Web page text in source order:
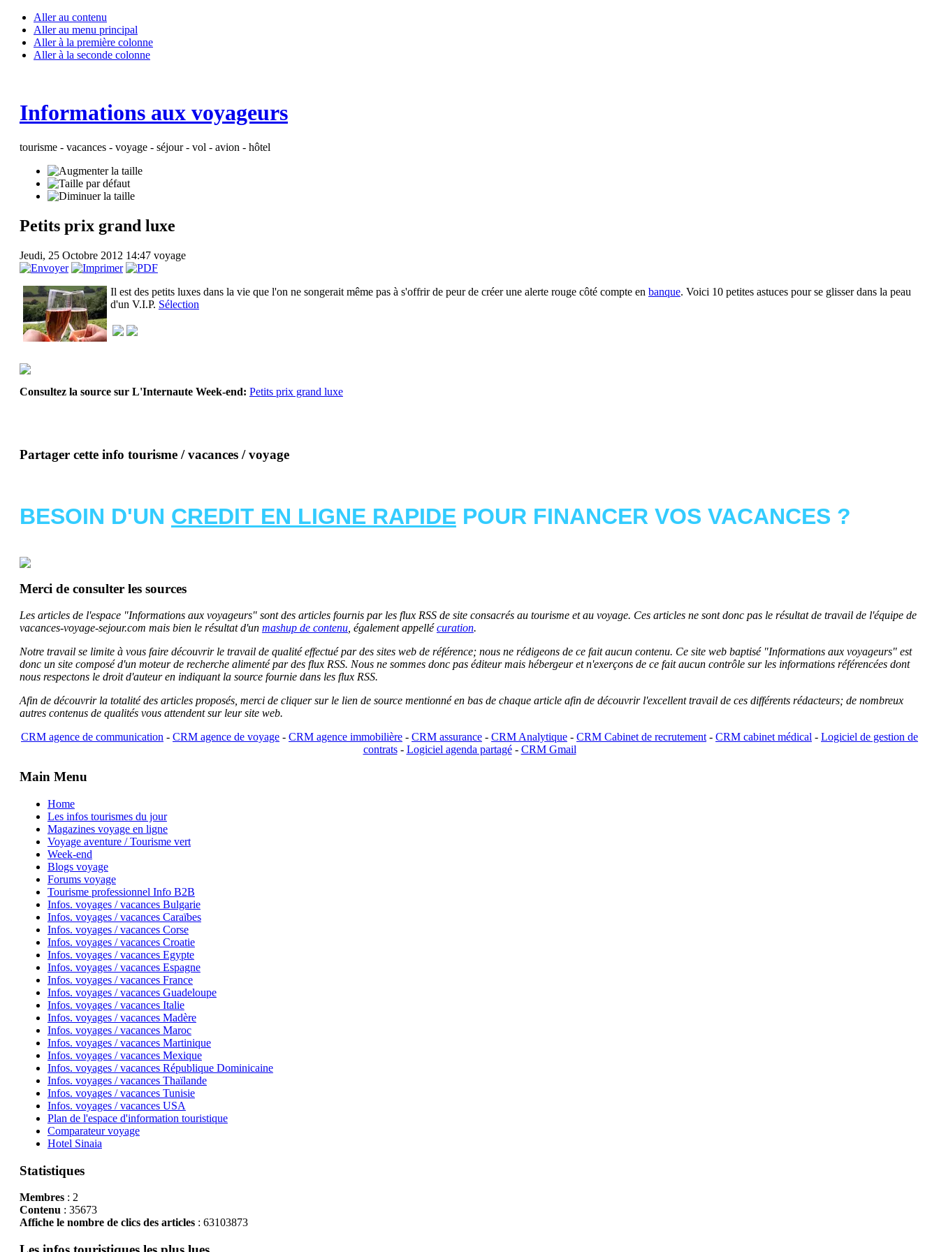
Aller au contenu
Aller au menu principal
Aller à la première colonne
Aller à la seconde colonne
Informations aux voyageurs
tourisme - vacances - voyage - séjour - vol - avion - hôtel
Petits prix grand luxe
Jeudi, 25 Octobre 2012 14:47 voyage
Il est des petits luxes dans la vie que l'on ne songerait même pas à s'offrir de peur de créer une alerte rouge côté compte en banque. Voici 10 petites astuces pour se glisser dans la peau
d'un V.I.P. Sélection
Consultez la source sur L'Internaute Week-end: Petits prix grand luxe
Partager cette info tourisme / vacances / voyage
BESOIN D'UN CREDIT EN LIGNE RAPIDE POUR FINANCER VOS VACANCES ?
Merci de consulter les sources
Les articles de l'espace "Informations aux voyageurs" sont des articles fournis par les flux RSS de site consacrés au tourisme et au voyage. Ces articles ne sont donc pas le résultat de travail de l'équipe de
vacances-voyage-sejour.com mais bien le résultat d'un mashup de contenu, également appellécuration.
Notre travail se limite à vous faire découvrir le travail de qualité effectué par des sites web de référence; nous ne rédigeons de ce fait aucun contenu. Ce site web baptisé "Informations aux voyageurs" est
donc un site composé d'un moteur de recherche alimenté par des flux RSS. Nous ne sommes donc pas éditeur mais hébergeur et n'exerçons de ce fait aucun contrôle sur les informations référencées dont
nous respectons le droit d'auteur en indiquant la source fournie dans les flux RSS.
Afin de découvrir la totalité des articles proposés, merci de cliquer sur le lien de source mentionné en bas de chaque article afin de découvrir l'excellent travail de ces différents rédacteurs; de nombreux
autres contenus de qualités vous attendent sur leur site web.
CRM agence de communication - CRM agence de voyage - CRM agence immobilière - CRM assurance - CRM Analytique - CRM Cabinet de recrutement- CRM cabinet médical - Logiciel de gestion de
contrats- Logiciel agenda partagé- CRM Gmail
Main Menu
Home
Les infos tourismes du jour
Magazines voyage en ligne
Voyage aventure / Tourisme vert
Week-end
Blogs voyage
Forums voyage
Tourisme professionnel Info B2B
Infos. voyages / vacances Bulgarie
Infos. voyages / vacances Caraïbes
Infos. voyages / vacances Corse
Infos. voyages / vacances Croatie
Infos. voyages / vacances Egypte
Infos. voyages / vacances Espagne
Infos. voyages / vacances France
Infos. voyages / vacances Guadeloupe
Infos. voyages / vacances Italie
Infos. voyages / vacances Madère
Infos. voyages / vacances Maroc
Infos. voyages / vacances Martinique
Infos. voyages / vacances Mexique
Infos. voyages / vacances République Dominicaine
Infos. voyages / vacances Thaïlande
Infos. voyages / vacances Tunisie
Infos. voyages / vacances USA
Plan de l'espace d'information touristique
Comparateur voyage
Hotel Sinaia
Statistiques
Membres: 2
Contenu : 35673
Affiche le nombre de clics des articles: 63103873